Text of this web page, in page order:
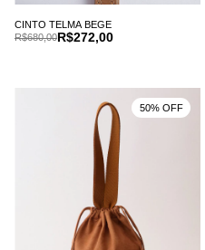
CINTO TELMA BEGE
R$272,00
R$680,00
50% OFF